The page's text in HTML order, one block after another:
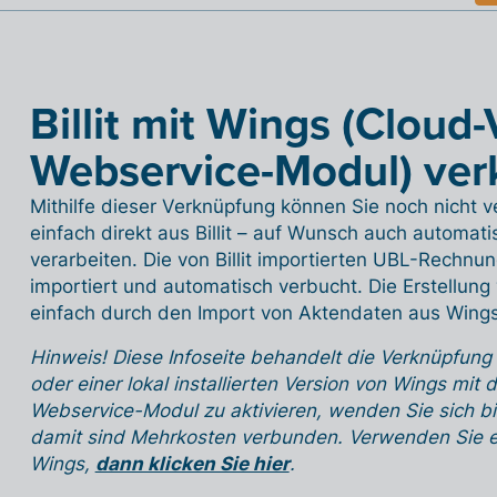
Billit mit Wings
Webservice-Modul)
Mithilfe dieser Verknüpfung können Sie noch nicht
einfach direkt aus Billit – auf Wunsch auch
verarbeiten. Die von Billit importierten UBL-
importiert und automatisch verbucht. Die
einfach durch den Import von Aktendaten aus
Hinweis! Diese Infoseite behandelt die
oder einer lokal installierten Version von Wings mit
Webservice-Modul zu aktivieren, wenden Sie sich
damit sind Mehrkosten verbunden. Verwenden Sie
Wings, dann klicken Sie hier.